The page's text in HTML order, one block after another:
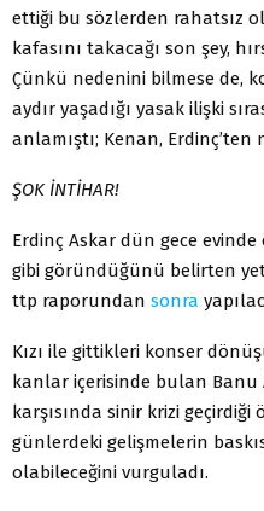
ettiği bu sözlerden rahatsız
kafasını takacağı son şey,
Çünkü nedenini bilmese de,
aydır yaşadığı yasak ilişki
anlamıştı; Kenan,
ŞOK İNTİHAR!
Erdinç Askar dün gece
gibi göründüğünü belirten
ttp raporundan sonra
Kızı ile gittikleri konser
kanlar içerisinde bulan Banu
karşısında sinir krizi geçirdiği
günlerdeki gelişme­lerin
olabileceğini vurguladı.